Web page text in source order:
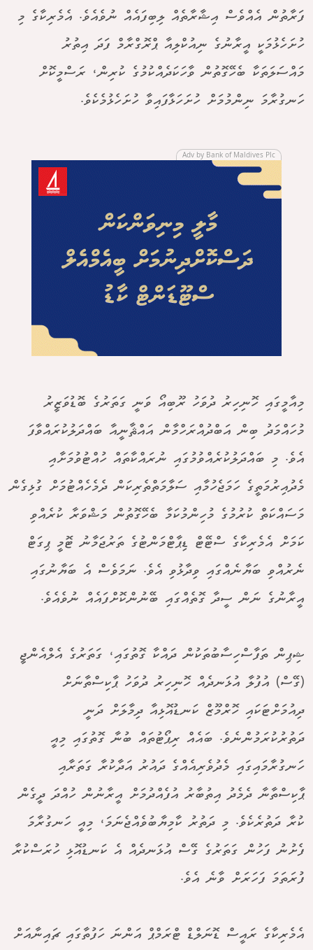
ފަރާތުން އެއްވެސް އިޝާރާތެއް ލިބިފައެއް ނުވެއެވެ. އެމެރިކާގެ މި
ހުށަހެޅުމަކީ އީރާނުގެ ނިއުކްލިއާ ޕްރޮގްރާމް ފަދަ އިތުރު
މައްސަލަތަކާ ބެހޭގޮތުން ވާހަކަދެއްކުމުގެ ކުރިން، ރަސްމީކޮށް
ހަނގުރާމަ ނިންމުމަށް ހުށަހަޅާފައިވާ ހުށަހެޅުމެކެވެ.
Adv by Bank of Maldives Plc
މިއާމީގައި ހޮނިހިރު ދުވަހު ރޫބިއޯ ވަނީ ގަތަރުގެ ބޮޑުވަޒީރު
މުހައްމަދު ބިން އަބްދުއްރަހްމާން އައްޘާނީއާ ބައްދަލުކުރައްވާފަ
އެވެ. މި ބައްދަލުކުރެއްވުމުގައި ނުރައްކާތައް ހުއްޓުވުމަށާއި
މެދުއިރުމަތީގެ ހަމަޖެހުމާއި ސަލާމަތްތެރިކަން ދެމެހެއްޓުމަށް ގުޅިގެން
މަސައްކަތް ކުރުމުގެ މުހިންމުކަމާ ބެހޭގޮތުން މަޝްވަރާ ކުރެއްވި
ކަމަށް އެމެރިކާގެ ސްޓޭޓް ޑިޕާޓްމަންޓުގެ ތަރުޖަމާނު ޓޮމީ ޕިގަޓް
ނެރުއްވި ބަޔާނެއްގައި ވިދާޅުވި އެވެ. ނަމަވެސް އެ ބަޔާނުގައި
އީރާނުގެ ނަން ސީދާ ގޮތެއްގައި ބޭނުންކޮށްފައެއް ނުވެއެވެ.
ޝިޕިން ތަފާސްހިސާބުތަކުން ދައްކާ ގޮތުގައި، ގަތަރުގެ އެލްއެންޖީ
(ގޭސް) އުފުލާ އުޅަނދެއް ހޮނިހިރު ދުވަހު ޕާކިސްތާނަށް
ދިއުމަށްޓަކައި ހޮރްމޫޒް ކަނޑުއޮޅިއާ ދިމާލަށް ދަނީ
ދަތުރުކުރަމުންނެވެ. ބައެއް ރިޕޯޓުތައް ބުނާ ގޮތުގައި މިއީ
ހަނގުރާމައިގައި މެދުވެރިއެއްގެ ދައުރު އަދާކުރާ ގަތަރާއި
ޕާކިސްތާނާ ދެމެދު އިތުބާރު އުފެއްދުމަށް އީރާނުން ހުއްދަ ދީގެން
ކުރާ ދަތުރެކެވެ. މި ދަތުރު ކާމިޔާބުވެއްޖެނަމަ، މިއީ ހަނގުރާމަ
ފެށުނު ފަހުން ގަތަރުގެ ގޭސް އުޅަނދެއް އެ ކަނޑުއޮޅި ހުރަސްކުރާ
ފުރަތަމަ ފަހަރަށް ވާނެ އެވެ.
އެމެރިކާގެ ރައީސް ޑޮނަލްޑް ޓްރަމްޕް އަންނަ ހަފުތާގައި ޗައިނާއަށް